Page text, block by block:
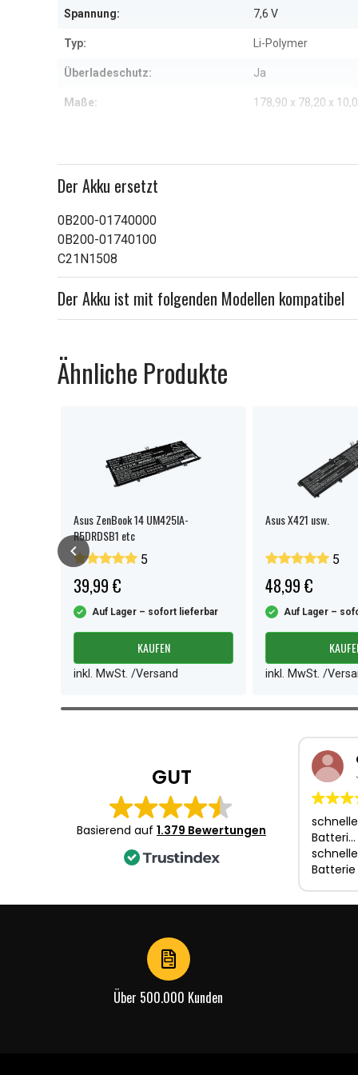
Spannung: 7,6 V
Typ: Li-Polymer
Überladeschutz: Ja
Maße: 178,90 x 78,20 x
Der Akku ersetzt
0B200-01740000
0B200-01740100
C21N1508
Der Akku ist mit folgenden Modellen kompatibel
Ähnliche Produkte
Asus ZenBook 14 UM425IA-
R5DRDSB1 etc
5
39,99 €
Auf Lager – sofort lieferbar
KAUFEN
inkl. MwSt. /Versand
Asus X421 usw.
5
48,99 €
Auf Lager –
inkl. MwSt. /
Item
GUT
Basierend auf 1.379 Bewertungen
Batteri…
Batterie
Über 500.000 Kunden